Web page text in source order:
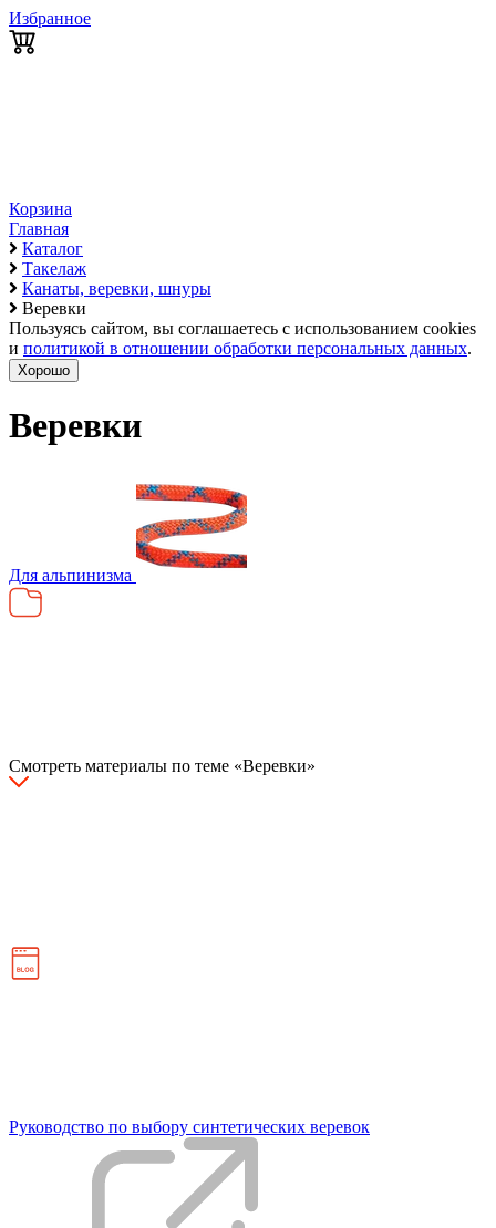
Избранное
Корзина
Главная
Каталог
Такелаж
Канаты, веревки, шнуры
Веревки
Пользуясь сайтом, вы соглашаетесь с использованием cookies
и политикой в отношении обработки персональных данных.
Хорошо
Веревки
Для альпинизма
Смотреть материалы по темe «Веревки»
Руководство по выбору синтетических веревок